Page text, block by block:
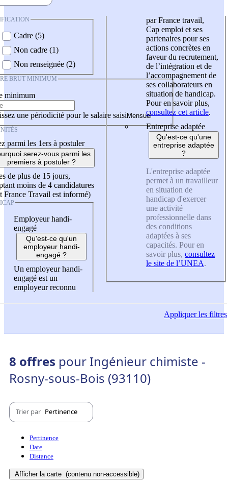
Cadre (5)
Non cadre (1)
Non renseignée (2)
BRUT MINIMUM
minimum
une périodicité pour le salaire saisi
parmi les 1ers à postuler
serez-vous parmi les
premiers à postuler ?
de plus de 15 jours,
moins de 4 candidatures
France Travail est informé)
Employeur handi-
engagé
Qu'est-ce qu'un
employeur handi-
engagé ?
Un employeur handi-
engagé est un
employeur reconnu
par France travail,
Cap emploi et ses
partenaires pour ses
actions concrètes en
faveur du recrutement,
de l’intégration et de
l’accompagnement de
ses collaborateurs en
situation de handicap.
Pour en savoir plus,
consultez cet article.
Entreprise adaptée
Qu'est-ce qu'une
entreprise adaptée
?
L'entreprise adaptée
permet à un travailleur
en situation de
handicap d'exercer
une activité
professionnelle dans
des conditions
adaptées à ses
capacités. Pour en
savoir plus, consultez
le site de l’UNEA.
Appliquerles filtres
8 offres pour Ingénieur chimiste -
Rosny-sous-Bois (93110)
Trier par Pertinence
Pertinence
Date
Distance
Afficher la carte (contenu non-accessible)